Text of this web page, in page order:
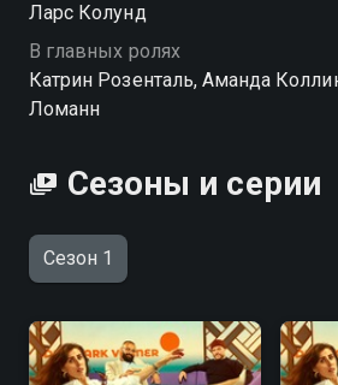
Ларс Колунд
В главных ролях
Катрин Розенталь, Аманда
Ломанн
Сезоны и серии
Сезон 1